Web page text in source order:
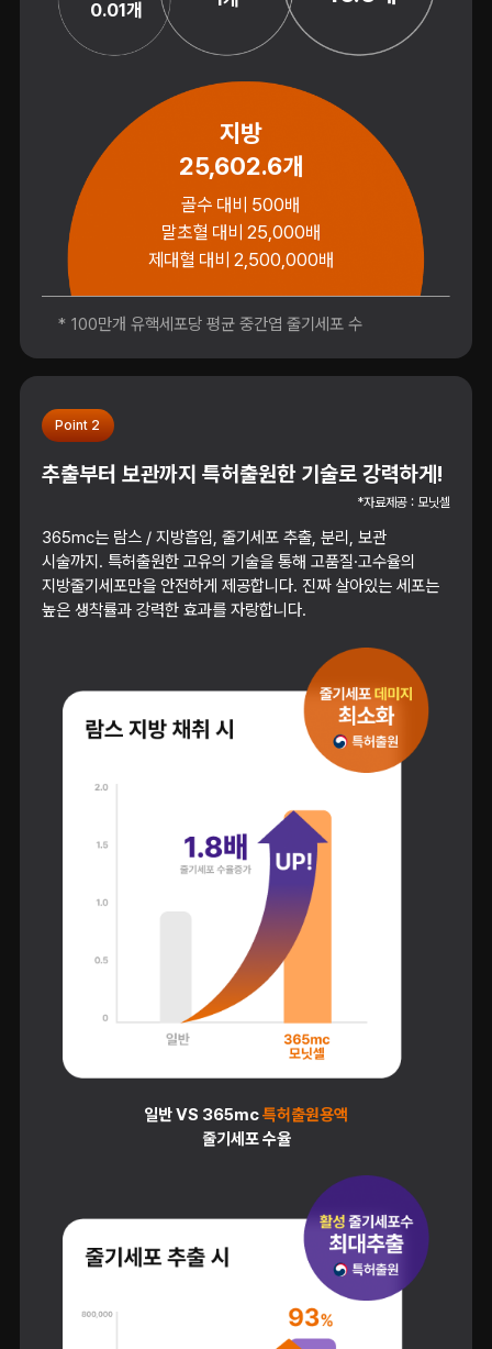
0.01개
지방
25,602.6개
골수 대비 500배
말초혈 대비 25,000배
제대혈 대비 2,500,000배
* 100만개 유핵세포당 평균 중간엽 줄기세포 수
Point 2
추출부터 보관까지 특허출원한 기술로 강력하게!
*자료제공 : 모닛셀
365mc는 람스 / 지방흡입, 줄기세포 추출, 분리, 보관
시술까지. 특허출원한 고유의 기술을 통해 고품질·고수율의
지방줄기세포만을 안전하게 제공합니다. 진짜 살아있는 세포는
높은 생착률과 강력한 효과를 자랑합니다.
일반 VS 365mc특허출원용액
줄기세포 수율